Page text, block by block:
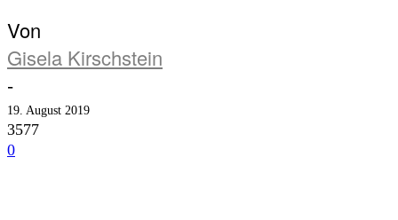
Von
Gisela Kirschstein
-
19. August 2019
3577
0